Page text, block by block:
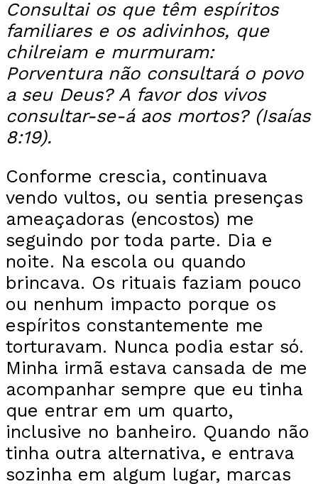
Consultai os que têm espíritos
familiares e os adivinhos, que
chilreiam e murmuram:
Porventura não consultará o povo
a seu Deus? A favor dos vivos
consultar-se-á aos mortos? (Isaías
8:19).
Conforme crescia, continuava
vendo vultos, ou sentia presenças
ameaçadoras (encostos) me
seguindo por toda parte. Dia e
noite. Na escola ou quando
brincava. Os rituais faziam pouco
ou nenhum impacto porque os
espíritos constantemente me
torturavam. Nunca podia estar só.
Minha irmã estava cansada de me
acompanhar sempre que eu tinha
que entrar em um quarto,
inclusive no banheiro. Quando não
tinha outra alternativa, e entrava
sozinha em algum lugar, marcas